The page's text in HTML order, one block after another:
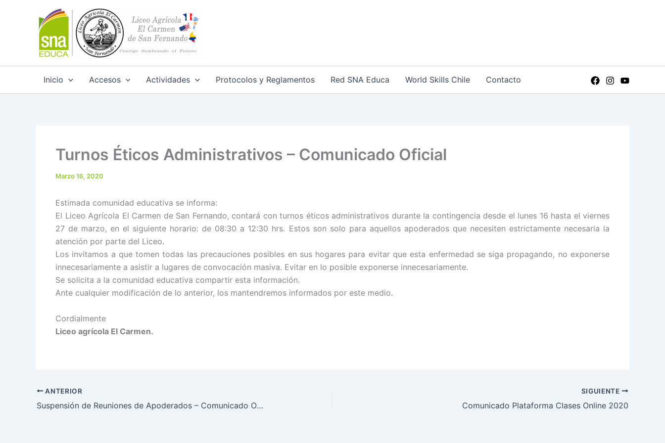
Inicio Accesos Actividades Protocolos y Reglamentos Red SNA Educa World Skills Chile Contacto
Turnos Éticos Administrativos – Comunicado Oficial
Marzo 16, 2020
Estimada comunidad educativa se informa:
El Liceo Agrícola El Carmen de San Fernando, contará con turnos éticos administrativos durante la contingencia desde el lunes 16 hasta el viernes
27 de marzo, en el siguiente horario: de 08:30 a 12:30 hrs. Estos son solo para aquellos apoderados que necesiten estrictamente necesaria la
atención por parte del Liceo.
Los invitamos a que tomen todas las precauciones posibles en sus hogares para evitar que esta enfermedad se siga propagando, no exponerse
innecesariamente a asistir a lugares de convocación masiva. Evitar en lo posible exponerse innecesariamente.
Se solicita a la comunidad educativa compartir esta información.
Ante cualquier modificación de lo anterior, los mantendremos informados por este medio.
Cordialmente
Liceo agrícola El Carmen.
ANTERIOR
Suspensión de Reuniones de Apoderados – Comunicado Oficial
SIGUIENTE
Comunicado Plataforma Clases Online 2020